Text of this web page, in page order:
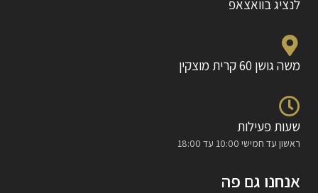
לנציג בוואצאפ
משה גושן 60 קרית מוצקין
שעות פעילות
ראשון עד חמישי 10:00 עד 18:00
אנחנו גם פה